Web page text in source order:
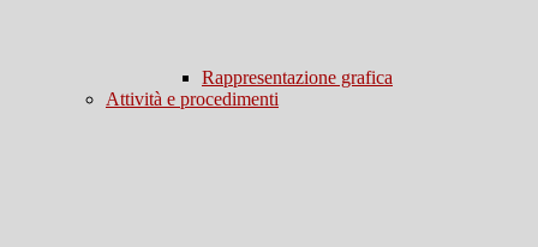
Rappresentazione grafica
Attività e procedimenti